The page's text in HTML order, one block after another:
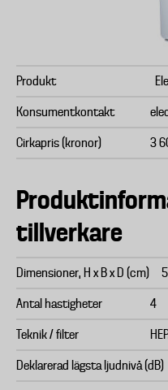
Produkt
Konsumentkontakt
Cirkapris (kronor) 3
tillverkare
Dimensioner, H x B x D (cm)
Antal hastigheter 4
Teknik / filter
Deklarerad lägsta ljudnivå (dB)